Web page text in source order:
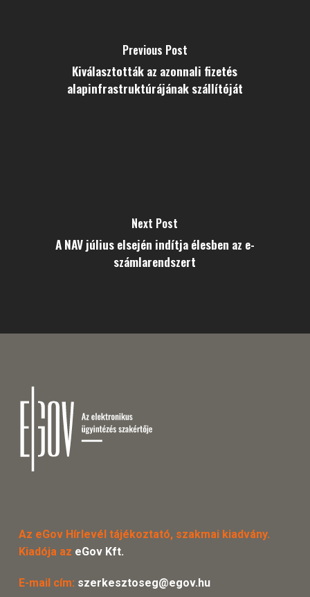
Previous Post
Kiválasztották az azonnali fizetés
alapinfrastruktúrájának szállítóját
Next Post
A NAV július elsején indítja élesben az e-
számlarendszert
Az eGov Hírlevél tájékoztató, szakmai kiadvány.
Kiadója az eGov Kft.
E-mail cím: szerkesztoseg@egov.hu